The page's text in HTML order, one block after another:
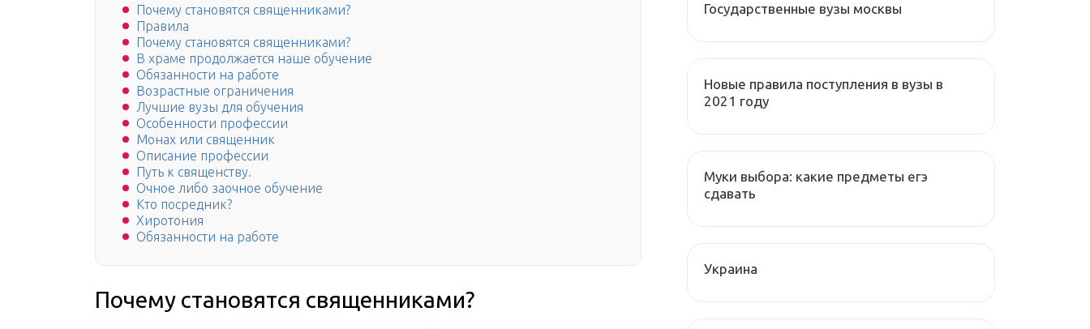
Почему становятся священниками?
Правила
Почему становятся священниками?
В храме продолжается наше обучение
Обязанности на работе
Возрастные ограничения
Лучшие вузы для обучения
Особенности профессии
Монах или священник
Описание профессии
Путь к священству.
Очное либо заочное обучение
Кто посредник?
Хиротония
Обязанности на работе
Почему становятся священниками?
Государственные вузы москвы
Новые правила поступления в вузы в
2021 году
Муки выбора: какие предметы егэ
сдавать
Украина